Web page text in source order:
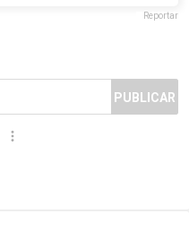
Reportar
PUBLICAR